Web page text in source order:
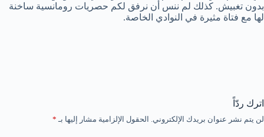
بدون تغبيش. كذلك لم ننس أن نرفق لكم حصريات رومانسية ساخنة
لها مع فتاة مثيرة في النوادي الخاصة.
اترك ردّاً
لن يتم نشر عنوان بريدك الإلكتروني. الحقول الإلزامية مشار إليها بـ *